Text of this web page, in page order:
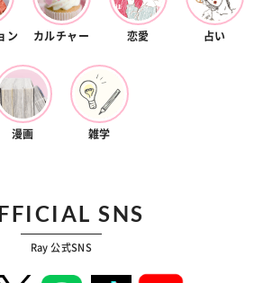
ン カルチャー 恋愛 占い
漫画 雑学
SNS
Ray 公式SNS